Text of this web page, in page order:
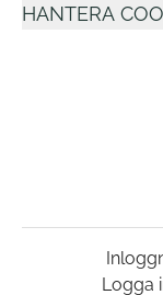
HANTERA
Logga